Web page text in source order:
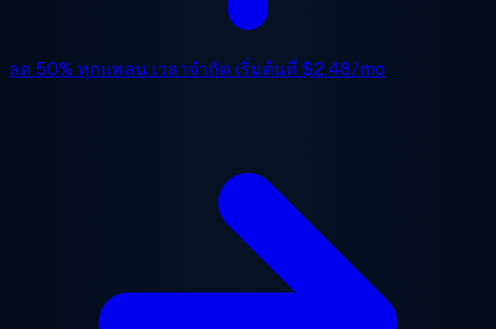
ลด 50% ทุกแพลน เวลาจำกัด เริ่มต้นที่ $2.48/mo